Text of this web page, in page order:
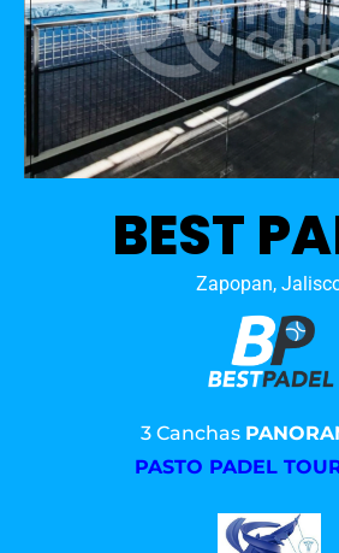
BEST
Zapopan,
3 Canchas
PASTO PADEL